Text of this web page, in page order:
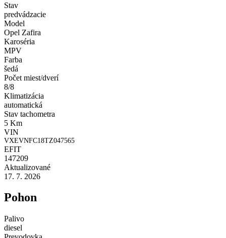
Stav
predvádzacie
Model
Opel Zafira
Karoséria
MPV
Farba
šedá
Počet miest/dverí
8/8
Klimatizácia
automatická
Stav tachometra
5 Km
VIN
VXEVNFC18TZ047565
EFIT
147209
Aktualizované
17. 7. 2026
Pohon
Palivo
diesel